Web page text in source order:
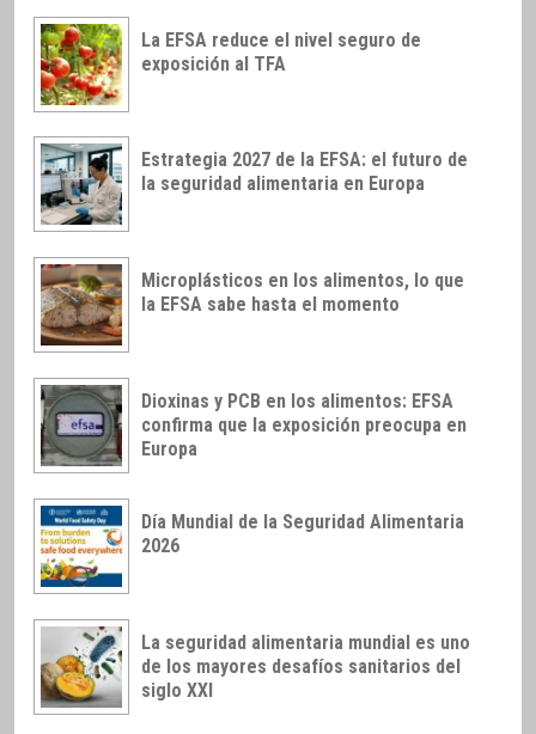
La EFSA reduce el nivel seguro de
exposición al TFA
Estrategia 2027 de la EFSA: el futuro de
la seguridad alimentaria en Europa
Microplásticos en los alimentos, lo que
la EFSA sabe hasta el momento
Dioxinas y PCB en los alimentos: EFSA
confirma que la exposición preocupa en
Europa
Día Mundial de la Seguridad Alimentaria
2026
La seguridad alimentaria mundial es uno
de los mayores desafíos sanitarios del
siglo XXI